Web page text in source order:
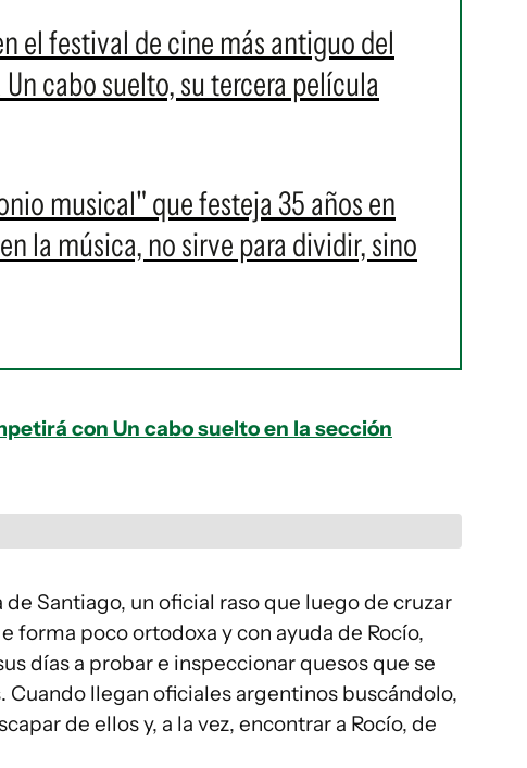
el festival de cine más antiguo del
cabo suelto, su tercera película
musical" que festeja 35 años en
la música, no sirve para dividir, sino
con Un cabo suelto en la sección
Santiago, un oficial raso que luego de cruzar
forma poco ortodoxa y con ayuda de Rocío,
días a probar e inspeccionar quesos que se
Cuando llegan oficiales argentinos buscándolo,
de ellos y, a la vez, encontrar a Rocío, de